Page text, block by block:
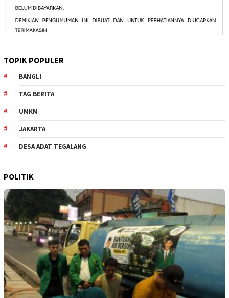
TOPIK POPULER
BANGLI
TAG BERITA
UMKM
JAKARTA
DESA ADAT TEGALANG
POLITIK